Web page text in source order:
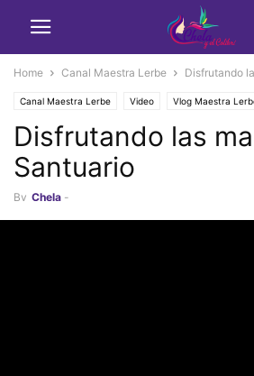
Home Canal Maestra Lerbe Disfrutando
Canal Maestra Lerbe Video Vlog Maestra
Disfrutando las
Santuario
By Chela -